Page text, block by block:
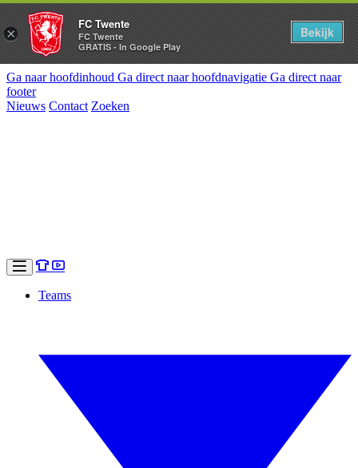
Ga naar hoofdinhoud Ga direct naar hoofdnavigatie Ga direct naar
footer
Nieuws Contact Zoeken
Teams
×
FC Twente
FC Twente
GRATIS - In Google Play
Bekijk